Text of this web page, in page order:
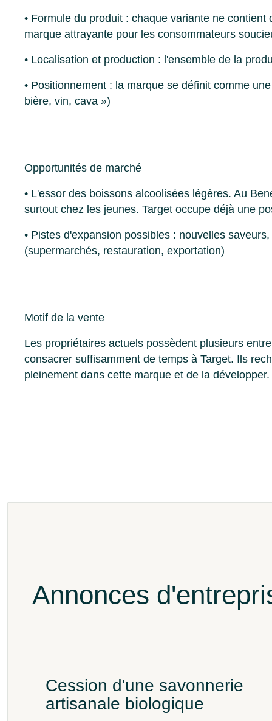
• Formule du produit : chaque variante ne contient
marque attrayante pour les consommateurs
• Localisation et production : l'ensemble de la
• Positionnement : la marque se définit comme
bière, vin, cava »)
Opportunités de marché
• L'essor des boissons alcoolisées légères. Au
surtout chez les jeunes. Target occupe déjà une
• Pistes d'expansion possibles : nouvelles
(supermarchés, restauration, exportation)
Motif de la vente
Les propriétaires actuels possèdent plusieurs
consacrer suffisamment de temps à Target. Ils
pleinement dans cette marque et de la développer.
Annonces
Cession d'une savonnerie
artisanale biologique